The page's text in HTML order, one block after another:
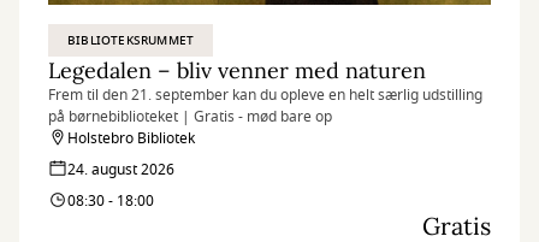
BIBLIOTEKSRUMMET
Legedalen – bliv venner med naturen
Frem til den 21. september kan du opleve en helt særlig udstilling
på børnebiblioteket | Gratis - mød bare op
Holstebro Bibliotek
24. august 2026
08:30 - 18:00
Gratis